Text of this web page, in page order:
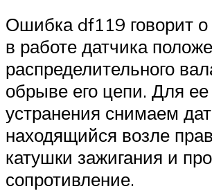
Ошибка df119 говорит
в работе датчика
распределительного
обрыве его цепи. Для ее
устранения снимаем
находящийся возле
катушки зажигания и
сопротивление.